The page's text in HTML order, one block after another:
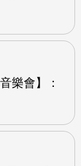
樂會】：